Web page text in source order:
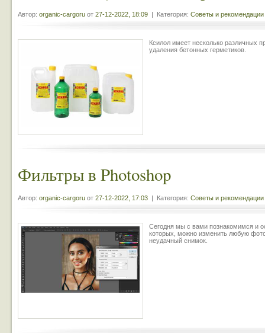
Автор: organic-cargoru от 27-12-2022, 18:09 | Категория: Советы и рекомендации
Ксилол имеет несколько различных
удаления бетонных герметиков.
Фильтры в Photoshop
Автор: organic-cargoru от 27-12-2022, 17:03 | Категория: Советы и рекомендации
Сегодня мы с вами познакомимся и
которых, можно изменить любую
неудачный снимок.